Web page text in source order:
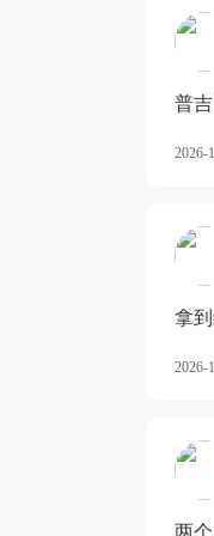
普
2026-
拿
2026-
两